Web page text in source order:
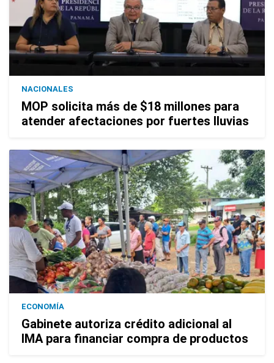
NACIONALES
MOP solicita más de $18 millones para
atender afectaciones por fuertes lluvias
ECONOMÍA
Gabinete autoriza crédito adicional al
IMA para financiar compra de productos